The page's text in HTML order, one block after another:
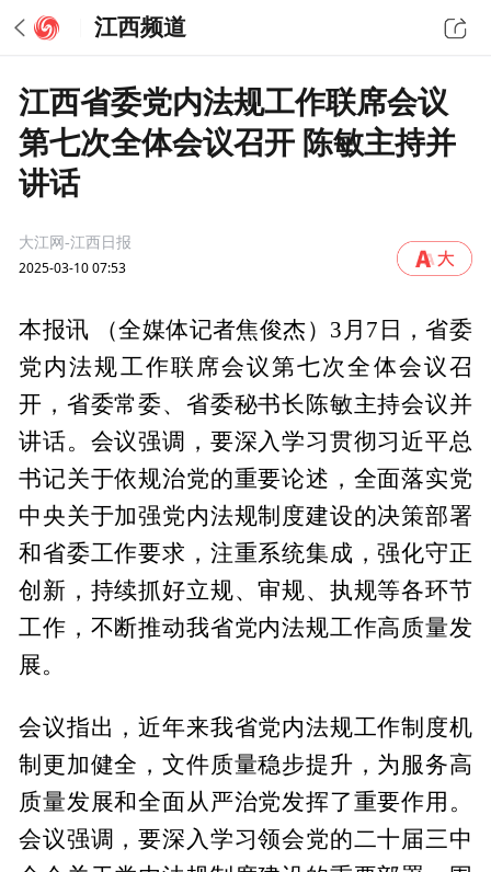
江西频道
江西省委党内法规工作联席会议
第七次全体会议召开 陈敏主持并
讲话
大江网-江西日报
2025-03-10 07:53
本报讯 （全媒体记者焦俊杰）3月7日，省委
党内法规工作联席会议第七次全体会议召
开，省委常委、省委秘书长陈敏主持会议并
讲话。会议强调，要深入学习贯彻习近平总
书记关于依规治党的重要论述，全面落实党
中央关于加强党内法规制度建设的决策部署
和省委工作要求，注重系统集成，强化守正
创新，持续抓好立规、审规、执规等各环节
工作，不断推动我省党内法规工作高质量发
展。
会议指出，近年来我省党内法规工作制度机
制更加健全，文件质量稳步提升，为服务高
质量发展和全面从严治党发挥了重要作用。
会议强调，要深入学习领会党的二十届三中